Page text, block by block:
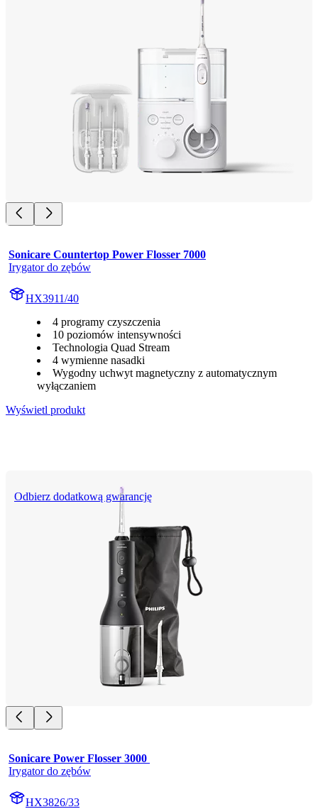
Sonicare Countertop Power Flosser 7000
Irygator do zębów
HX3911/40
4 programy czyszczenia
10 poziomów intensywności
Technologia Quad Stream
4 wymienne nasadki
Wygodny uchwyt magnetyczny z automatycznym
wyłączaniem
Wyświetl produkt
Odbierz dodatkową gwarancję
Sonicare Power Flosser 3000
Irygator do zębów
HX3826/33